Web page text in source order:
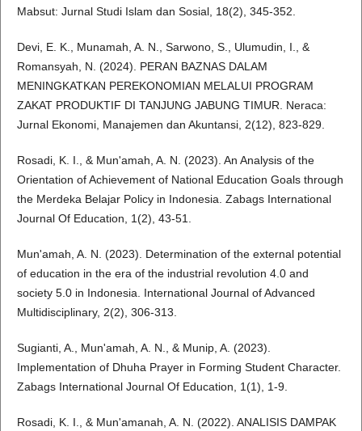
Mabsut: Jurnal Studi Islam dan Sosial, 18(2), 345-352.
Devi, E. K., Munamah, A. N., Sarwono, S., Ulumudin, I., &
Romansyah, N. (2024). PERAN BAZNAS DALAM
MENINGKATKAN PEREKONOMIAN MELALUI PROGRAM
ZAKAT PRODUKTIF DI TANJUNG JABUNG TIMUR. Neraca:
Jurnal Ekonomi, Manajemen dan Akuntansi, 2(12), 823-829.
Rosadi, K. I., & Mun'amah, A. N. (2023). An Analysis of the
Orientation of Achievement of National Education Goals through
the Merdeka Belajar Policy in Indonesia. Zabags International
Journal Of Education, 1(2), 43-51.
Mun'amah, A. N. (2023). Determination of the external potential
of education in the era of the industrial revolution 4.0 and
society 5.0 in Indonesia. International Journal of Advanced
Multidisciplinary, 2(2), 306-313.
Sugianti, A., Mun'amah, A. N., & Munip, A. (2023).
Implementation of Dhuha Prayer in Forming Student Character.
Zabags International Journal Of Education, 1(1), 1-9.
Rosadi, K. I., & Mun'amanah, A. N. (2022). ANALISIS DAMPAK